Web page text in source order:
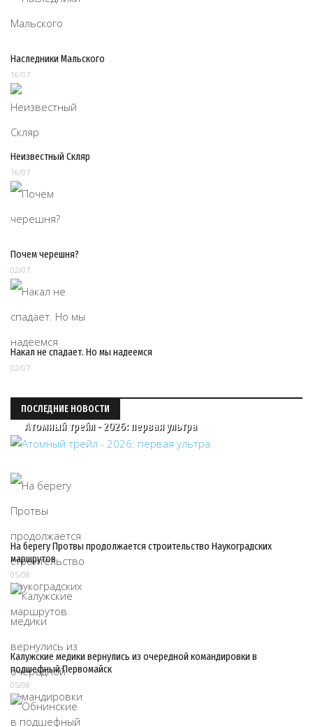
Наследники Мальского
16/07
Неизвестный Скляр
16/07
Почем черешня?
02/07
Накал не спадает. Но мы надеемся
02/07
ПОСЛЕДНИЕ НОВОСТИ
Атомный трейл - 2026: первая ультра
На берегу Протвы продолжается строительство Наукоградских
маршрутов
05/08
Калужские медики вернулись из очередной командировки в
подшефный Первомайск
05/08